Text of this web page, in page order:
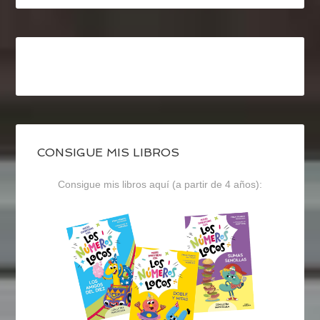
CONSIGUE MIS LIBROS
Consigue mis libros aquí (a partir de 4 años):